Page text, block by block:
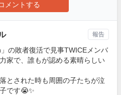
メントする
の敗者復活で見事TWICEメンバ
家で、誰もが認める素晴らしい
とされた時も周囲の子たちが泣
です😭✨
報告